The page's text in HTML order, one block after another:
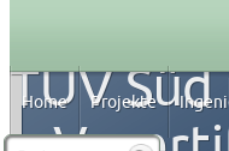
Home Projekte
TÜV